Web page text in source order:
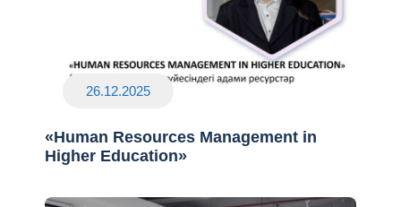
26.12.2025
«Human Resources Management in
Higher Education»